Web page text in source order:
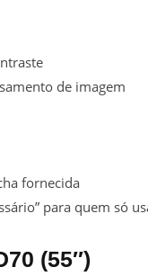
de imagem
fornecida
para quem só
(55″)